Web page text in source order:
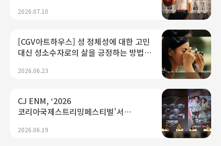
2026.07.10
[CGV아트하우스] 성 정체성에 대한 고민
대신 성소수자로의 삶을 긍정하는 방법,
2026.06.23
CJ ENM, ‘2026
코리아국제스트리밍페스티벌’서
기술 결합으로 글로벌 확장 가속"
2026.06.19